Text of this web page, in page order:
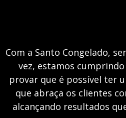
Com a Santo Congelado,
vez, estamos
provar que é possível ter
que abraça os clientes
alcançando resultados